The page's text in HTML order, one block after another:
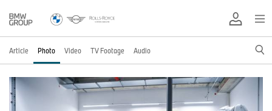
Article Photo Video TV Footage Audio